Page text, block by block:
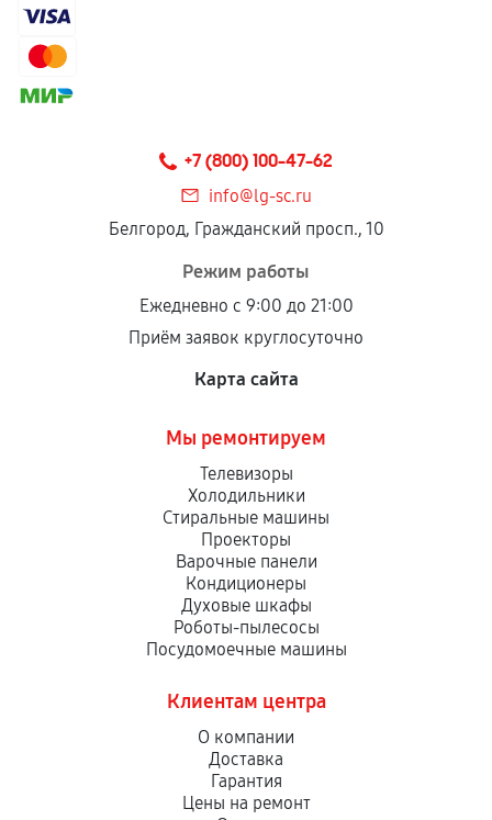
сохраняться полностью или частично, если
соблюдены следующие условия:
Установка была выполнена нашим сервисным
центром.
При этом гарантия на сами комплектующие
продавца. За качество сторонних деталей
сервисный центр ответственности не несет.
+7 (800) 100-47-62
info@lg-sc.ru
Белгород, Гражданский просп., 10
Режим работы
Ежедневно с 9:00 до 21:00
Приём заявок круглосуточно
Карта сайта
Мы ремонтируем
Телевизоры
Холодильники
Стиральные машины
Проекторы
Варочные панели
Кондиционеры
Духовые шкафы
Роботы-пылесосы
Посудомоечные машины
Клиентам центра
О компании
Доставка
Гарантия
Цены на ремонт